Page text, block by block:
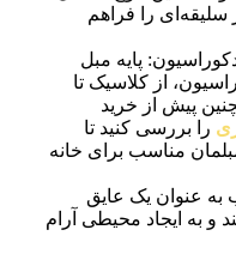
سلیقه‌ای را فراهم
پایه مبل
از کلاسیک تا
پیش از خرید
را بررسی کنید تا
مناسب برای خانه
عنوان یک عایق
به ایجاد محیطی آرام